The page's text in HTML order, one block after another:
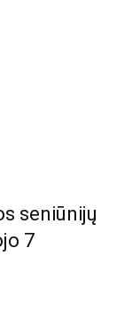
seniūnijų
7